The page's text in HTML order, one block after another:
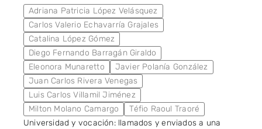
Adriana Patricia López Velásquez
Carlos Valerio Echavarría Grajales
Catalina López Gómez
Diego Fernando Barragán Giraldo
Eleonora Munaretto
Javier Polanía González
Juan Carlos Rivera Venegas
Luis Carlos Villamil Jiménez
Milton Molano Camargo
Téfio Raoul Traoré
Universidad y vocación: llamados y enviados a una